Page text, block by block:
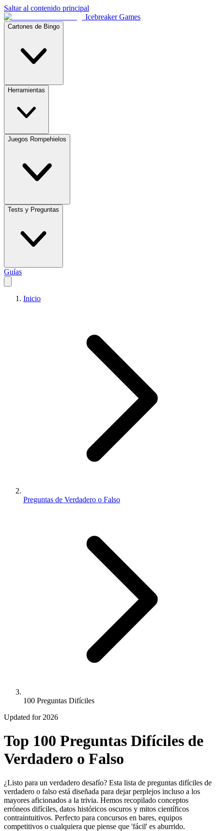
Saltar al contenido principal
Icebreaker Games
Cartones de Bingo
Herramientas
Juegos Rompehielos
Tests y Preguntas
Guías
Inicio
Preguntas de Verdadero o Falso
100 Preguntas Difíciles
Updated for 2026
Top 100 Preguntas Difíciles de
Verdadero o Falso
¿Listo para un verdadero desafío? Esta lista de preguntas difíciles de
verdadero o falso está diseñada para dejar perplejos incluso a los
mayores aficionados a la trivia. Hemos recopilado conceptos
erróneos difíciles, datos históricos oscuros y mitos científicos
contraintuitivos. Perfecto para concursos en bares, equipos
competitivos o cualquiera que piense que 'fácil' es aburrido.